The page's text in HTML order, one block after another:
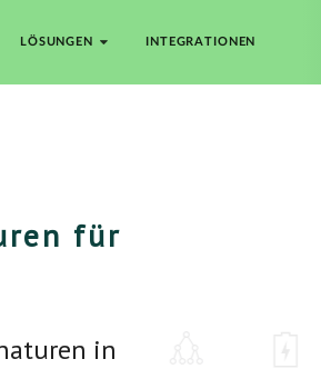
LÖSUNGEN INTEGRATIONEN
für
in